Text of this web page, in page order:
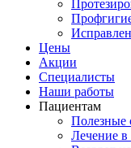
Цены
Акции
Специалисты
Наши работы
Пациентам
Полезные
Лечение в